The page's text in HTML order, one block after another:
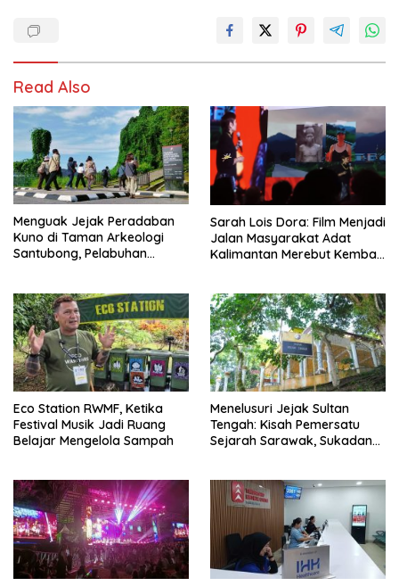
Read Also
Menguak Jejak Peradaban
Kuno di Taman Arkeologi
Santubong, Pelabuhan
Sarah Lois Dora: Film Menjadi
Jalan Masyarakat Adat
Kalimantan Merebut Kembali
Eco Station RWMF, Ketika
Festival Musik Jadi Ruang
Belajar Mengelola Sampah
Menelusuri Jejak Sultan
Tengah: Kisah Pemersatu
Sejarah Sarawak, Sukadana,